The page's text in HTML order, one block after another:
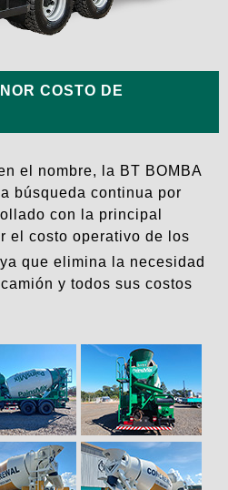
COSTO DE
el nombre, la BT BOMBA
búsqueda continua por
con la principal
el costo operativo de los
que elimina la necesidad
y todos sus costos